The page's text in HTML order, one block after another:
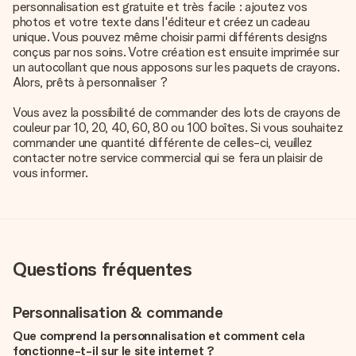
personnalisation est gratuite et très facile : ajoutez vos
photos et votre texte dans l'éditeur et créez un cadeau
unique. Vous pouvez même choisir parmi différents designs
conçus par nos soins. Votre création est ensuite imprimée sur
un autocollant que nous apposons sur les paquets de crayons.
Alors, prêts à personnaliser ?
Vous avez la possibilité de commander des lots de crayons de
couleur par 10, 20, 40, 60, 80 ou 100 boîtes. Si vous souhaitez
commander une quantité différente de celles-ci, veuillez
contacter notre service commercial qui se fera un plaisir de
vous informer.
Questions fréquentes
Personnalisation & commande
Que comprend la personnalisation et comment cela
fonctionne-t-il sur le site internet ?